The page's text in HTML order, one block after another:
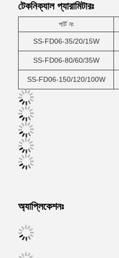
টেকনিক্যাল প্যারামিটারঃ
পার্ট নং
SS-FD06-35/20/15W
SS-FD06-80/60/35W
SS-FD06-150/120/100W
অ্যাপ্লিকেশনঃ